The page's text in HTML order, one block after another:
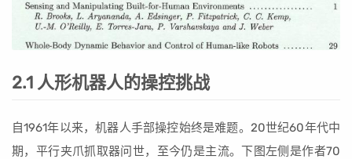
2.1 人形机器人的操控挑战
自1961年以来，机器人手部操控始终是难题。20世纪60年代中
期，平行夹爪抓取器问世，至今仍是主流。下图左侧是作者70